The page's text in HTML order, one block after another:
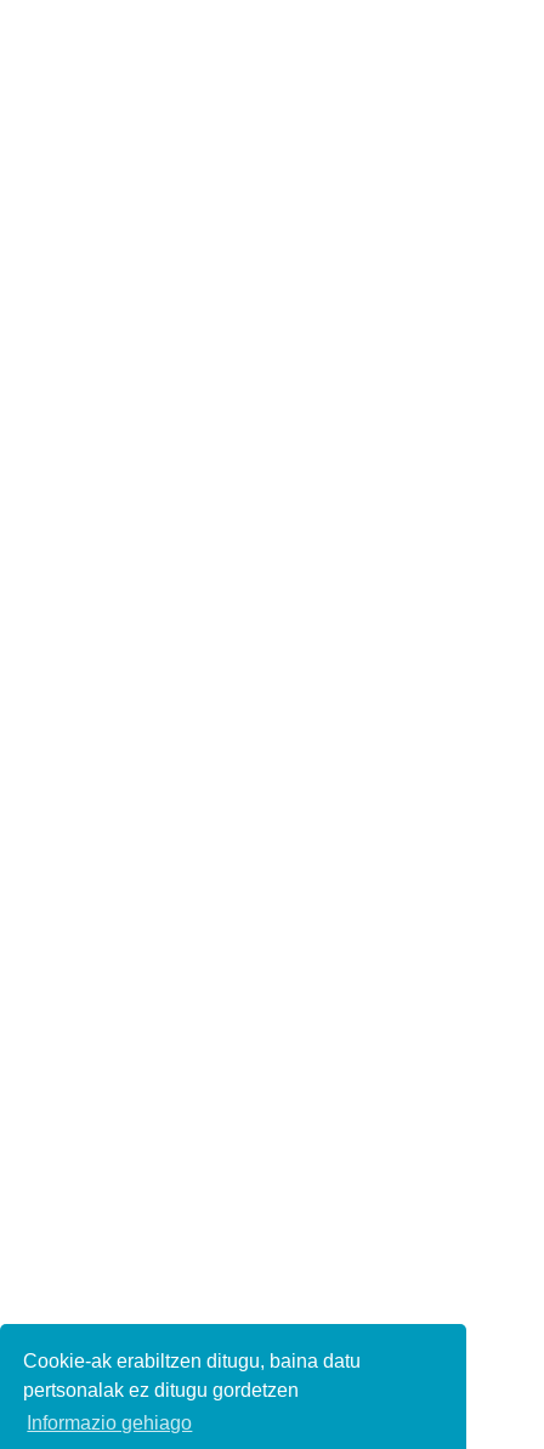
Cookie-ak erabiltzen ditugu, baina datu
pertsonalak ez ditugu gordetzen
Informazio gehiago